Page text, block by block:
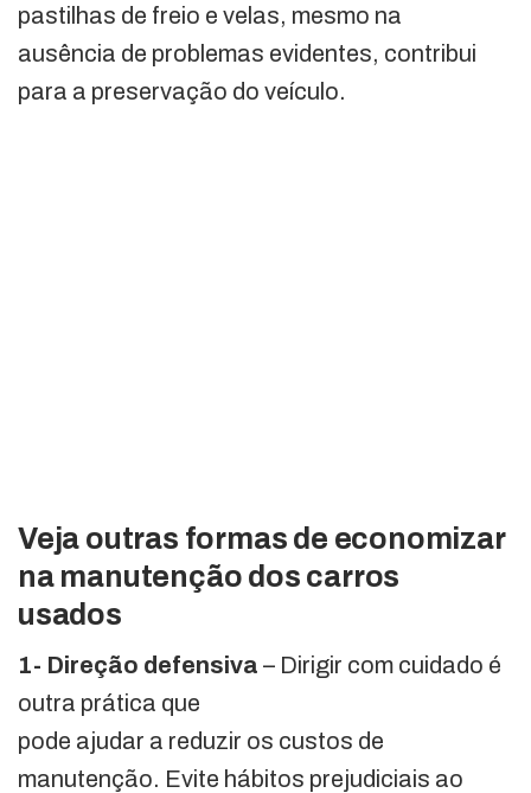
pastilhas de freio e velas, mesmo na
ausência de problemas evidentes, contribui
para a preservação do veículo.
Veja outras formas de economizar
na manutenção dos carros
usados
1- Direção defensiva – Dirigir com cuidado é
outra prática que
pode ajudar a reduzir os custos de
manutenção. Evite hábitos prejudiciais ao